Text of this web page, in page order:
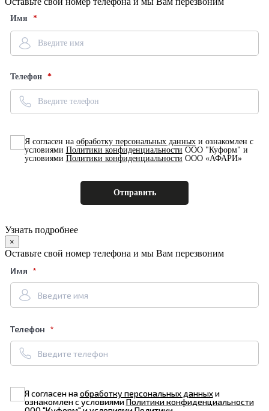
Имя
Телефон
Я согласен на обработку персональных данныхи ознакомлен с
условиями Политики конфиденциальности ООО "Куформ" и
условиями Политики конфиденциальности ООО «АФАРИ»
Узнать подробнее
×
Оставьте свой номер телефона и мы Вам перезвоним
Имя
Телефон
Я согласен наобработку персональных данныхи
ознакомлен с условиямиПолитики конфиденциальности